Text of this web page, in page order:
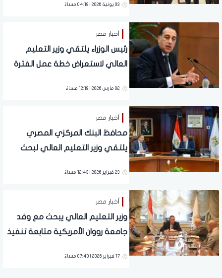
03 يونية 2026 | 04:19 مساءً
أخبار مصر
رئيس الوزراء يلتقي وزير التعليم
العالي لاستعراض خطة عمل الفترة
02 مارس 2026 | 12:19 مساءً
أخبار مصر
محافظ البنك المركزي المصري
يلتقي وزير التعليم العالي لبحث
23 فبراير 2026 | 12:43 مساءً
أخبار مصر
وزير التعليم العالي يبحث مع وفد
جامعة رووان الأمريكية متابعة تنفيذ
في مصر
17 فبراير 2026 | 07:40 مساءً